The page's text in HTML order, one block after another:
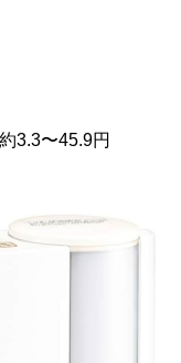
3.3〜45.9円